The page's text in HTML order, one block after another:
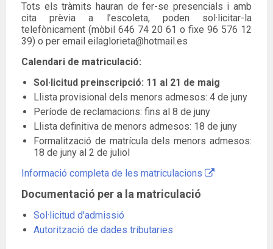
Tots els tràmits hauran de fer-se presencials i amb
cita prèvia a l’escoleta, poden sol·licitar-la
telefònicament (mòbil 646 74 20 61 o fixe 96 576 12
39) o per email eilaglorieta@hotmail.es
Calendari de matriculació:
Sol·licitud preinscripció: 11 al 21 de maig
Llista provisional dels menors admesos: 4 de juny
Període de reclamacions: fins al 8 de juny
Llista definitiva de menors admesos: 18 de juny
Formalització de matrícula dels menors admesos:
18 de juny al 2 de juliol
Informació completa de les matriculacions
Documentació per a la matriculació
Sol·licitud d'admissió
Autorització de dades tributaries